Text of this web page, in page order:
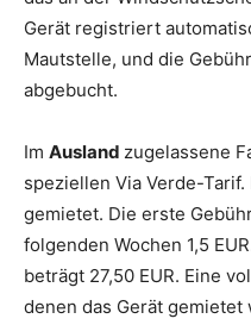
Gerät registriert
Mautstelle, und die
abgebucht.
Im Ausland zugelassene
speziellen Via Verde-
gemietet. Die erste
folgenden Wochen 1,5
beträgt 27,50 EUR. Eine
denen das Gerät